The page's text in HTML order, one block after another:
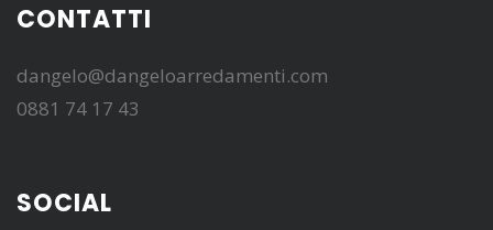
CONTATTI
dangelo@dangeloarredamenti.com
0881 74 17 43
SOCIAL